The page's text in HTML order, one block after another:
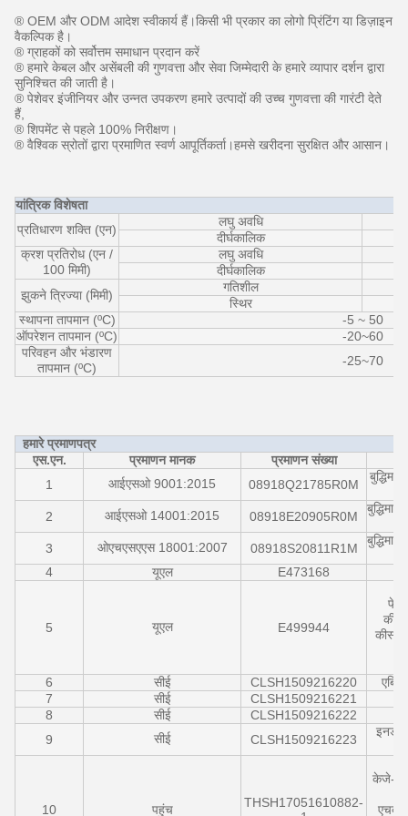
® OEM और ODM आदेश स्वीकार्य हैं।किसी भी प्रकार का लोगो प्रिंटिंग या डिज़ाइन
वैकल्पिक है।
® ग्राहकों को सर्वोत्तम समाधान प्रदान करें
® हमारे केबल और असेंबली की गुणवत्ता और सेवा जिम्मेदारी के हमारे व्यापार दर्शन द्वारा
सुनिश्चित की जाती है।
® पेशेवर इंजीनियर और उन्नत उपकरण हमारे उत्पादों की उच्च गुणवत्ता की गारंटी देते
हैं,
® शिपमेंट से पहले 100% निरीक्षण।
® वैश्विक स्रोतों द्वारा प्रमाणित स्वर्ण आपूर्तिकर्ता।हमसे खरीदना सुरक्षित और आसान।
यांत्रिक विशेषता
प्रतिधारण शक्ति (एन)
लघु अवधि
दीर्घकालिक
क्रश प्रतिरोध (एन /
100 मिमी)
लघु अवधि
दीर्घकालिक
झुकने त्रिज्या (मिमी)
गतिशील
स्थिर
स्थापना तापमान (ºC)
-5 ~ 50
ऑपरेशन तापमान (ºC)
-20~60
परिवहन और भंडारण
तापमान (ºC)
-25~70
हमारे प्रमाणपत्र
एस.एन.
प्रमाणन मानक
प्रमाणन संख्या
1
आईएसओ 9001:2015 08918Q21785R0M
2 आईएसओ 14001:2015 08918E20905R0M
3 ओएचएसएएस 18001:2007 08918S20811R1M
4 यूएल E473168
5 यूएल E499944
फेस
6 सीई CLSH1509216220
7
सीई
CLSH1509216221
8
सीई
CLSH1509216222
9
सीई CLSH1509216223
10 पहुंच
THSH17051610882-
केजे-